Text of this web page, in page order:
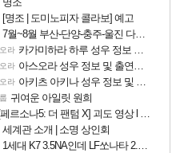
[명조 | 도미노피자 콜라보] 예고
7월~8월 부산-단양-충주-울진 다녀왔어요~
라 카가미하라 하루 성우 정보 및 주요 필모
라 아스오라 성우 정보 및 출연작 모음
라 아키츠 아키나 성우 정보 및 주요 필모
귀여운 아일릿 원희
[페르소나5: 더 팬텀 X] 괴도 영상 l 타카마키 안·댄싱 스타
세계관 소개 | 소명 상인회
1세대 K7 3.5NA인데 LF쏘나타 2.0NA 기변하면 유류비 절약이 얼마나 될까요..?